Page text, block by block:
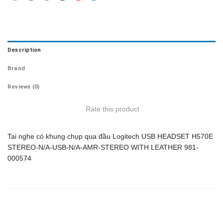
Description
Brand
Reviews (0)
Rate this product
Tai nghe có khung chụp qua đầu Logitech USB HEADSET H570E
STEREO-N/A-USB-N/A-AMR-STEREO WITH LEATHER 981-
000574